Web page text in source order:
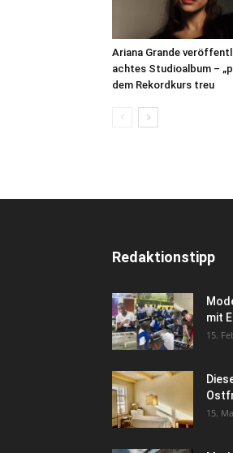
Ariana Grande
achtes Studioalbum –
dem Rekordkurs treu
Redaktionstipp
mit
15.
15.